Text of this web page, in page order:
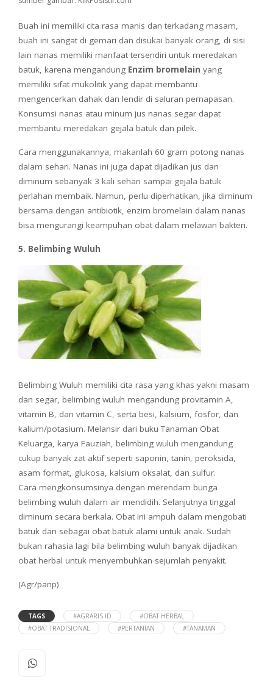
Buah ini memiliki cita rasa manis dan terkadang masam,
buah ini sangat di gemari dan disukai banyak orang, di sisi
lain nanas memiliki manfaat tersendiri untuk meredakan
batuk, karena mengandung Enzim bromelain yang
memiliki sifat mukolitik yang dapat membantu
mengencerkan dahak dan lendir di saluran pernapasan.
Konsumsi nanas atau minum jus nanas segar dapat
membantu meredakan gejala batuk dan pilek.
Cara menggunakannya, makanlah 60 gram potong nanas
dalam sehari. Nanas ini juga dapat dijadikan jus dan
diminum sebanyak 3 kali sehari sampai gejala batuk
perlahan membaik. Namun, perlu diperhatikan, jika diminum
bersama dengan antibiotik, enzim bromelain dalam nanas
bisa mengurangi keampuhan obat dalam melawan bakteri.
5. Belimbing Wuluh
Belimbing Wuluh memiliki cita rasa yang khas yakni masam
dan segar, belimbing wuluh mengandung provitamin A,
vitamin B, dan vitamin C, serta besi, kalsium, fosfor, dan
kalium/potasium. Melansir dari buku Tanaman Obat
Keluarga, karya Fauziah, belimbing wuluh mengandung
cukup banyak zat aktif seperti saponin, tanin, peroksida,
asam format, glukosa, kalsium oksalat, dan sulfur.
Cara mengkonsumsinya dengan merendam bunga
belimbing wuluh dalam air mendidih. Selanjutnya tinggal
diminum secara berkala. Obat ini ampuh dalam mengobati
batuk dan sebagai obat batuk alami untuk anak. Sudah
bukan rahasia lagi bila belimbing wuluh banyak dijadikan
obat herbal untuk menyembuhkan sejumlah penyakit.
(Agr/panp)
TAGS #AGRARIS.ID
#OBAT HERBAL
#OBAT TRADISIONAL
#PERTANIAN #TANAMAN